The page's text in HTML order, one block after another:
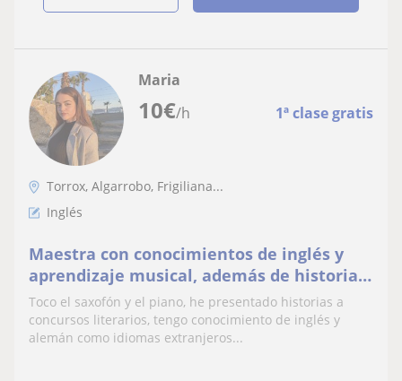
10€/h 1ª clase gratis
Maria
Torrox, Algarrobo, Frigiliana...
Inglés
Maestra con conocimientos de inglés y
aprendizaje musical, además de historia y
lengua castellana
Toco el saxofón y el piano, he presentado historias a
concursos literarios, tengo conocimiento de inglés y
alemán como idiomas extranjeros...